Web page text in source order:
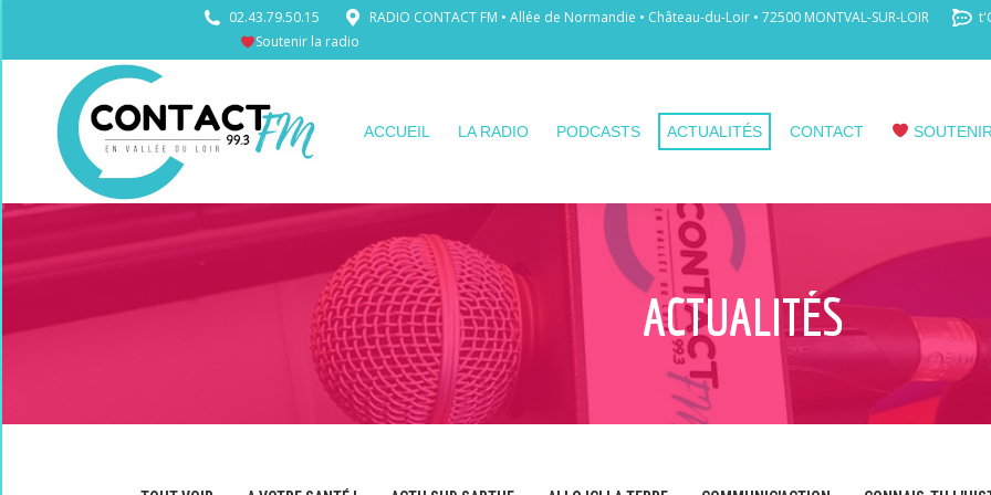
02.43.79.50.15 RADIO CONTACT FM • Allée de Normandie • Château-du-Loir • 72500 MONTVAL-SUR-LOIR
Soutenir la radio
ACCUEIL LA RADIO PODCASTS ACTUALITÉS CONTACT
ACTUALITÉS